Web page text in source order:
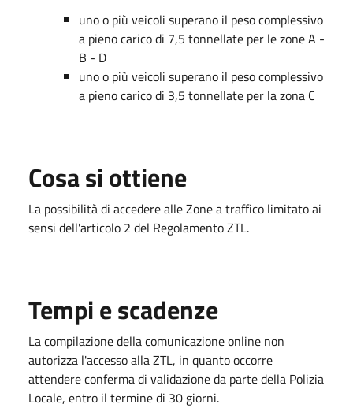
uno o più veicoli superano il peso complessivo
a pieno carico di 7,5 tonnellate per le zone A -
B - D
uno o più veicoli superano il peso complessivo
a pieno carico di 3,5 tonnellate per la zona C
Cosa si ottiene
La possibilità di accedere alle Zone a traffico limitato ai
sensi dell'articolo 2 del Regolamento ZTL.
Tempi e scadenze
La compilazione della comunicazione online non
autorizza l'accesso alla ZTL, in quanto occorre
attendere conferma di validazione da parte della Polizia
Locale, entro il termine di 30 giorni.